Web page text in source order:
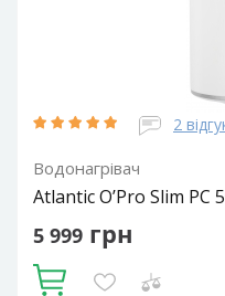
2
Водонагрівач
Atlantic O’Pro Slim PC
5 999 грн
Купити